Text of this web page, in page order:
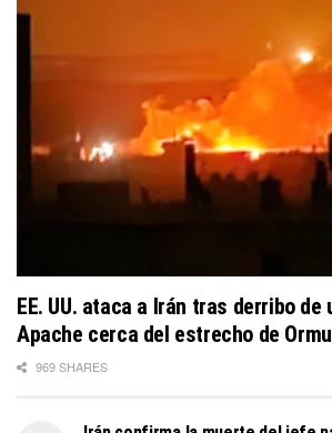
EE. UU. ataca a Irán tras derribo de
Apache cerca del estrecho de
969 SHARES